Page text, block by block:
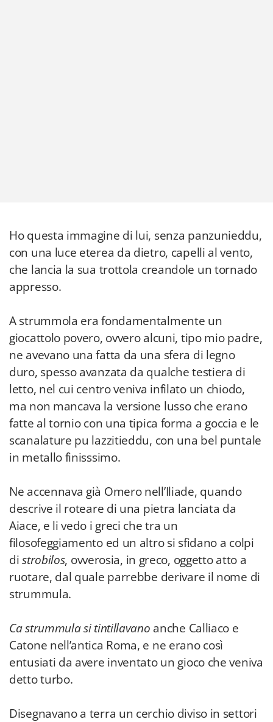
Ho questa immagine di lui, senza panzunieddu,
con una luce eterea da dietro, capelli al vento,
che lancia la sua trottola creandole un tornado
appresso.
A strummola era fondamentalmente un
giocattolo povero, ovvero alcuni, tipo mio padre,
ne avevano una fatta da una sfera di legno
duro, spesso avanzata da qualche testiera di
letto, nel cui centro veniva infilato un chiodo,
ma non mancava la versione lusso che erano
fatte al tornio con una tipica forma a goccia e le
scanalature pu lazzitieddu, con una bel puntale
in metallo finisssimo.
Ne accennava già Omero nell’Iliade, quando
descrive il roteare di una pietra lanciata da
Aiace, e li vedo i greci che tra un
filosofeggiamento ed un altro si sfidano a colpi
distrobilos, ovverosia, in greco, oggetto atto a
ruotare, dal quale parrebbe derivare il nome di
strummula.
Ca strummula si tintillavano anche Calliaco e
Catone nell’antica Roma, e ne erano così
entusiati da avere inventato un gioco che veniva
detto turbo.
Disegnavano a terra un cerchio diviso in settori